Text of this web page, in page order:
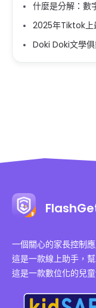
什麼是分解：數
2025年Tiktok上
Doki Doki文學
一個關心的家長控制
這是一款線上助手，
這是一款數位化的兒